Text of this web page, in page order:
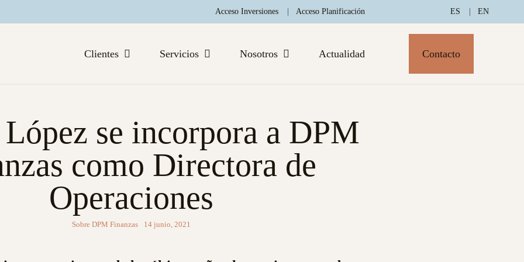
Acceso Inversiones Acceso Planificación ES EN
Clientes Servicios Nosotros Actualidad Contacto
se incorpora a DPM
como Directora de
Operaciones
Sobre DPM Finanzas 14 junio, 2021